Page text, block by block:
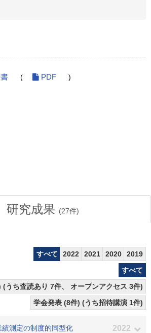
( PDF )
研究成果 (27件)
すべて 2022 2021 2020
2019
すべて
(うち査読あり 7件、 オープンアクセス 3件)
学会発表 (8件) (うち招待講演 1件)
測定の制度的同型化 2022